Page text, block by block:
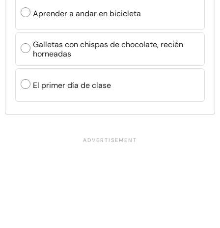
Aprender a andar en bicicleta
Galletas con chispas de chocolate, recién
horneadas
El primer día de clase